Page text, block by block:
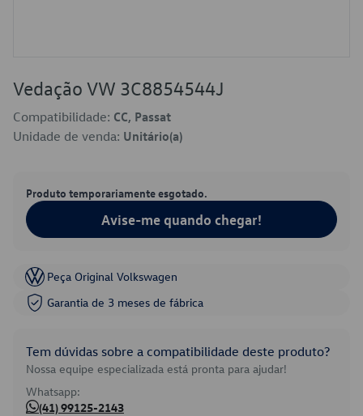
Vedação VW 3C8854544J
Compatibilidade: CC, Passat
Unidade de venda: Unitário(a)
Produto temporariamente esgotado.
Avise-me quando chegar!
Peça Original Volkswagen
Garantia de 3 meses de fábrica
Tem dúvidas sobre a compatibilidade deste produto?
Nossa equipe especializada está pronta para ajudar!
Whatsapp:
(41) 99125-2143